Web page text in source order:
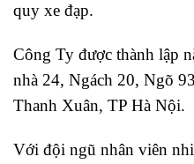
quy xe đạp.
Công Ty được thành lập
nhà 24, Ngách 20, Ngõ
Thanh Xuân, TP Hà Nội.
Với đội ngũ nhân viên